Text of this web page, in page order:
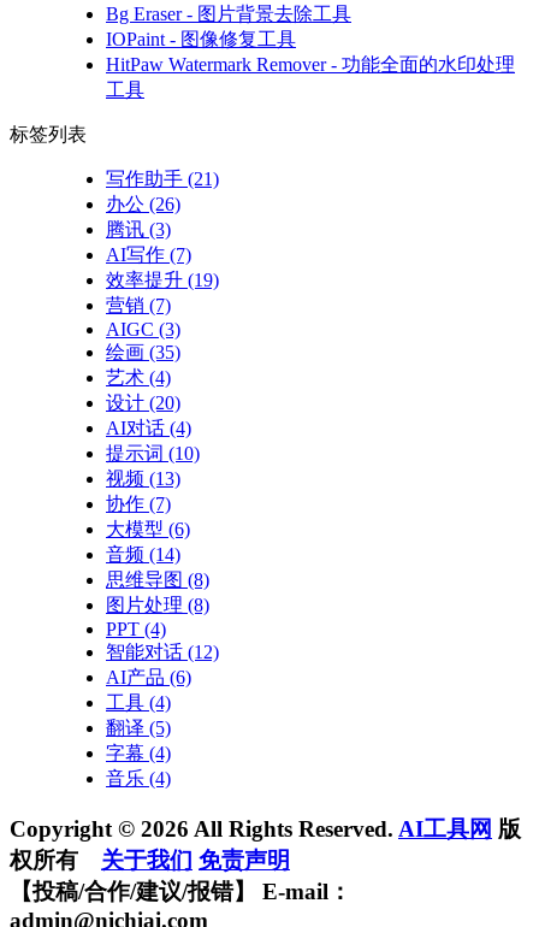
Bg Eraser - 图片背景去除工具
IOPaint - 图像修复工具
HitPaw Watermark Remover - 功能全面的水印处理
工具
标签列表
写作助手 (21)
办公 (26)
腾讯 (3)
AI写作 (7)
效率提升 (19)
营销 (7)
AIGC (3)
绘画 (35)
艺术 (4)
设计 (20)
AI对话 (4)
提示词 (10)
视频 (13)
协作 (7)
大模型 (6)
音频 (14)
思维导图 (8)
图片处理 (8)
PPT (4)
智能对话 (12)
AI产品 (6)
工具 (4)
翻译 (5)
字幕 (4)
音乐 (4)
Copyright © 2026 All Rights Reserved. AI工具网 版
权所有 关于我们 免责声明
【投稿/合作/建议/报错】 E-mail：
admin@nichiai.com